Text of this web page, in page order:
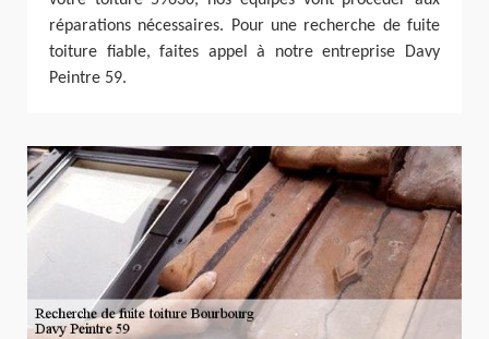
réparations nécessaires. Pour une recherche de fuite
toiture fiable, faites appel à notre entreprise Davy
Peintre 59.